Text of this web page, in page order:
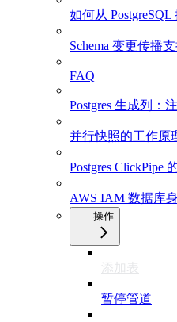
如何从
Schema 变更传播
FAQ
Postgres 生成列：
并行快照的工作原
Postgres ClickPipe
AWS IAM 数据库
操作
添加表
暂停管道